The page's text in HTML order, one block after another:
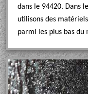
dans le 94420. Dans
utilisons des
parmi les plus bas du